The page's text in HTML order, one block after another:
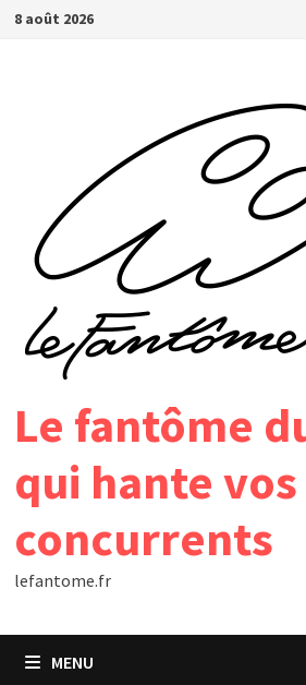
Passer
8 août 2026
Le fantôme
qui hante vos
concurrents
lefantome.fr
MENU